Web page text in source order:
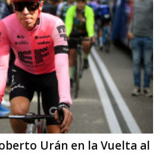
Urán en la Vuelta al